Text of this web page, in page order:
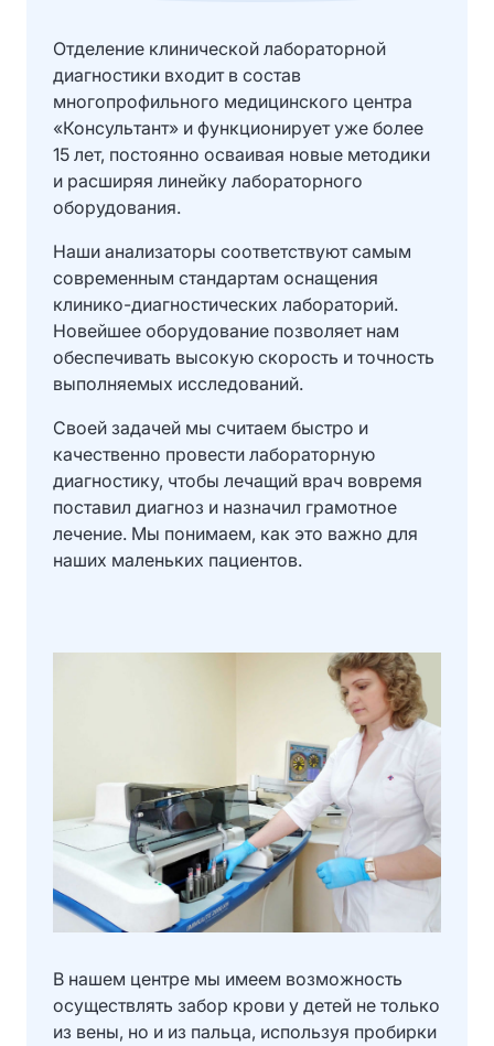
Отделение клинической лабораторной
диагностики входит в состав
многопрофильного медицинского центра
«Консультант» и функционирует уже более
15 лет, постоянно осваивая новые методики
и расширяя линейку лабораторного
оборудования.
Наши анализаторы соответствуют самым
современным стандартам оснащения
клинико-диагностических лабораторий.
Новейшее оборудование позволяет нам
обеспечивать высокую скорость и точность
выполняемых исследований.
Своей задачей мы считаем быстро и
качественно провести лабораторную
диагностику, чтобы лечащий врач вовремя
поставил диагноз и назначил грамотное
лечение. Мы понимаем, как это важно для
наших маленьких пациентов.
В нашем центре мы имеем возможность
осуществлять забор крови у детей не только
из вены, но и из пальца, используя пробирки